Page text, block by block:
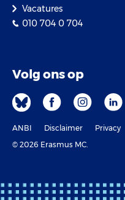
Vacatures
010 704 0 704
Volg ons op
ANBI Disclaimer Privacy
© 2026 Erasmus MC.